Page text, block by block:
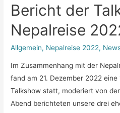
Bericht der
Nepalreise
Allgemein, Nepalreise 2022,
Im Zusammenhang mit der
fand am 21. Dezember 2022
Talkshow statt, moderiert von
Abend berichteten unsere drei